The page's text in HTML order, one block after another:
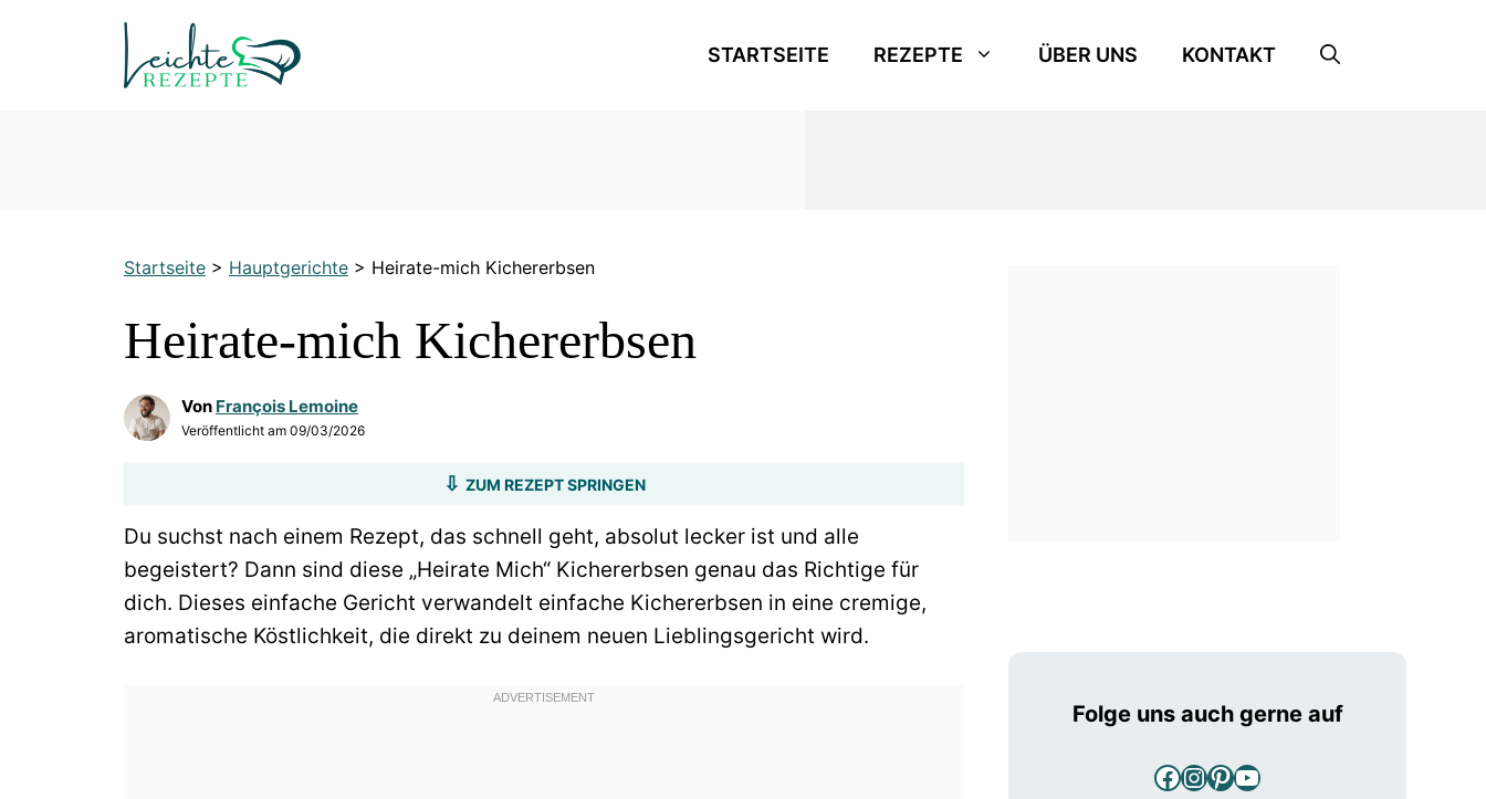
STARTSEITE REZEPTE ÜBER UNS KONTAKT
Startseite > Hauptgerichte > Heirate-mich Kichererbsen
Heirate-mich Kichererbsen
Von François Lemoine
Veröffentlicht am 09/03/2026
ZUM REZEPT SPRINGEN
Du suchst nach einem Rezept, das schnell geht, absolut lecker ist und alle
begeistert? Dann sind diese „Heirate Mich“ Kichererbsen genau das Richtige für
dich. Dieses einfache Gericht verwandelt einfache Kichererbsen in eine cremige,
aromatische Köstlichkeit, die direkt zu deinem neuen Lieblingsgericht wird.
Folge uns auch gerne auf
Facebook
Instagram
Pinterest
YouTube